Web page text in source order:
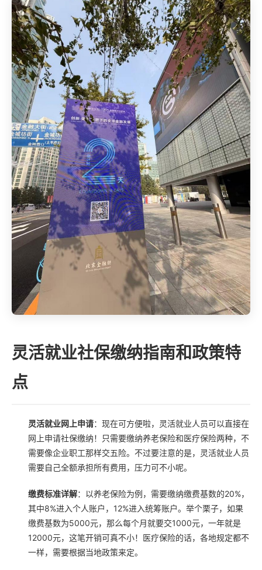
灵活就业社保缴纳指南和政策特
点
灵活就业网上申请：现在可方便啦，灵活就业人员可以直接在
网上申请社保缴纳！只需要缴纳养老保险和医疗保险两种，不
需要像企业职工那样交五险。不过要注意的是，灵活就业人员
需要自己全额承担所有费用，压力可不小呢。
缴费标准详解：以养老保险为例，需要缴纳缴费基数的20%，
其中8%进入个人账户，12%进入统筹账户。举个栗子，如果
缴费基数为5000元，那么每个月就要交1000元，一年就是
12000元，这笔开销可真不小！医疗保险的话，各地规定都不
一样，需要根据当地政策来定。